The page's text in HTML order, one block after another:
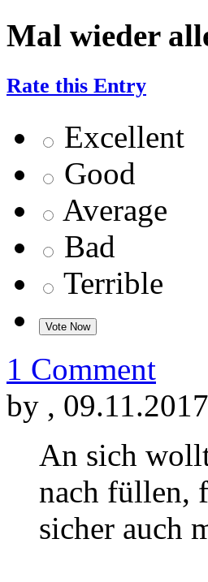
Mal wieder
Rate this Entry
Excellent
Good
Average
Bad
Terrible
1 Comment
by ,
An sich
nach füllen,
sicher auch